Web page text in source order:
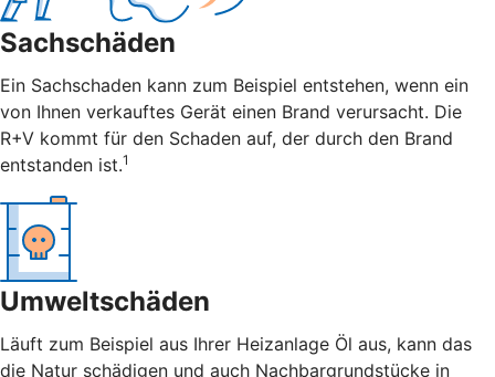
Sachschäden
Ein Sachschaden kann zum Beispiel entstehen, wenn ein
von Ihnen verkauftes Gerät einen Brand verursacht. Die
R+V kommt für den Schaden auf, der durch den Brand
entstanden ist.1
Umweltschäden
Läuft zum Beispiel aus Ihrer Heizanlage Öl aus, kann das
die Natur schädigen und auch Nachbargrundstücke in